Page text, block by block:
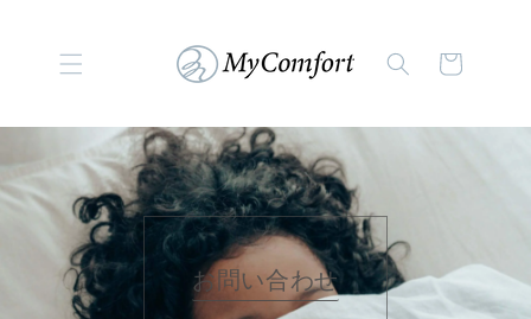
ー
お問い合わせ